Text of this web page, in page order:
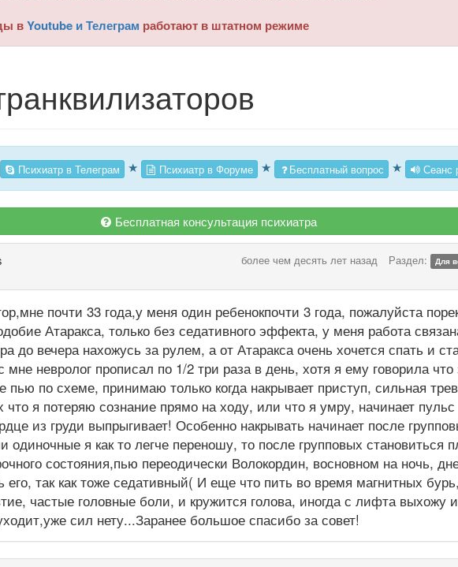
вYoutube и Телеграм работают в штатном режиме
Психиатр в Телеграм ★ Психиатр в Форуме ★ Бесплатный вопрос ★ Сеанс
Бесплатная консультация психиатра
более чем десять лет назад Раздел: Для
почти 33 года,у меня один ребенокпочти 3 года, пожалуйста
Атаракса, только без седативного эффекта, у меня работа
до вечера нахожусь за рулем, а от Атаракса очень хочется спать и
мне невролог прописал по 1/2 три раза в день, хотя я ему говорила
пью по схеме, принимаю только когда накрывает приступ, сильная
что я потеряю сознание прямо на ходу, или что я умру, начинает пульс
из груди выпрыгивает! Особенно накрывать начинает после
одиночные я как то легче переношу, то после групповых становиться
состояния,пью переодически Волокордин, восновном на ночь,
его, так как тоже седативный( И еще что пить во время магнитных
частые головные боли, и кружится голова, иногда с лифта выхожу
сил нету...Заранее большое спасибо за совет!